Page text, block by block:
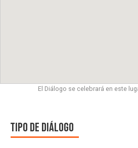
El Diálogo se celebrará en este
Tipo de diálogo